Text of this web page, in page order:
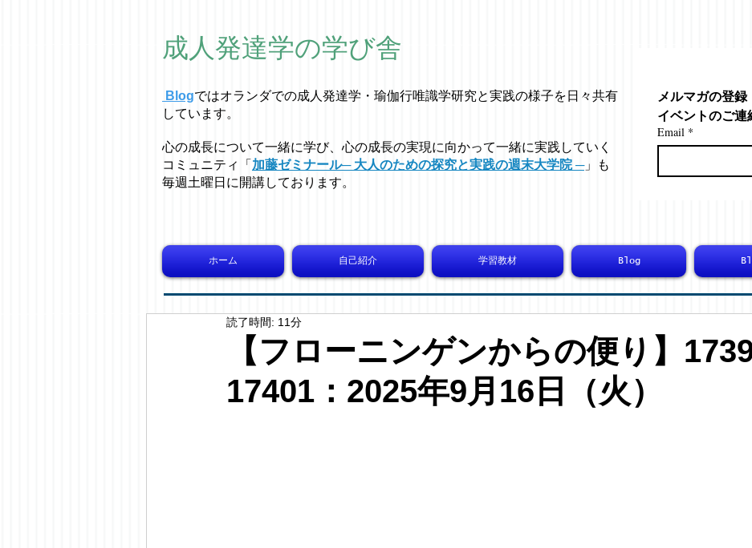
成人発達学の学び舎
Blogではオラ ンダでの成人発達学・ 瑜伽行唯識学研究と実践の様子を日々共有
しています。
心の成長について一緒に学び、心の成長の実現に向かって一緒に実践していく
コミュニティ「 加藤ゼミナール─ 大人のための探究と実践の週末大学院 ─」も
毎週土曜日に開講しております。
メルマガの登
イベントのご連
Email *
ホーム 自己紹介 学習教材 Blog
【フローニンゲンからの便り】
17401：2025年9月16日（火）
読了時間: 11分